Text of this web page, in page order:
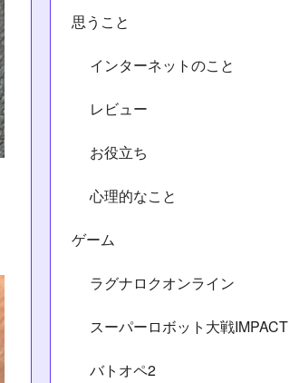
思うこと
インターネットのこと
レビュー
お役立ち
心理的なこと
ゲーム
ラグナロクオンライン
スーパーロボット大戦IMPACT
バトオペ2